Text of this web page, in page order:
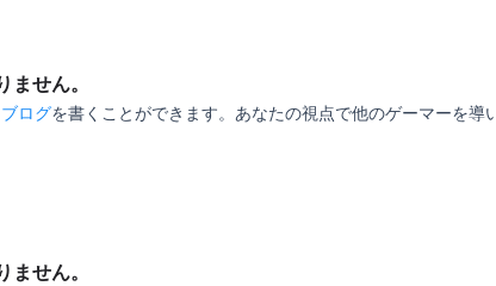
せん。
ログを書くことができます。あなたの視点で他のゲーマーを導
せん。